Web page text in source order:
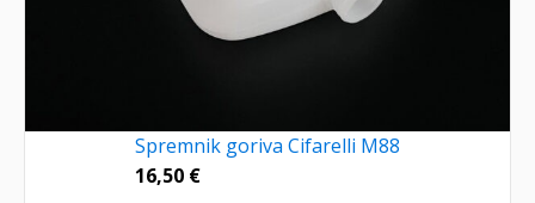
Spremnik goriva Cifarelli M88
16,50 €